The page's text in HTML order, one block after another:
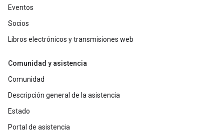
Eventos
Socios
Libros electrónicos y transmisiones web
Comunidad y asistencia
Comunidad
Descripción general de la asistencia
Estado
Portal de asistencia